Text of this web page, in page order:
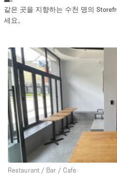
Photo
Shooting
Conference
공간 유형
Advertisement Space
같은 곳을 지향하는 수천 명의
세요。
Restaurant / Bar / Cafe